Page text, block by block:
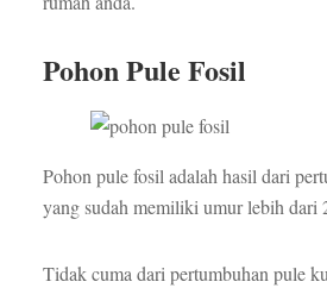
Pohon Pule Fosil
Pohon pule fosil adalah hasil dari
yang sudah memiliki umur lebih dari
Tidak cuma dari pertumbuhan pule